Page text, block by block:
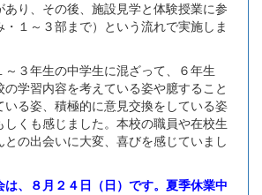
あり、その後、施設見学と体験授業に参
・１～３部まで）という流れで実施しま
３年生の中学生に混ざって、６年生
学習内容を考えている姿や臆すること
いる姿、積極的に意見交換をしている姿
しくも感じました。本校の職員や在校生
との出会いに大変、喜びを感じていまし
は、８月２４日（日）です。夏季休業中